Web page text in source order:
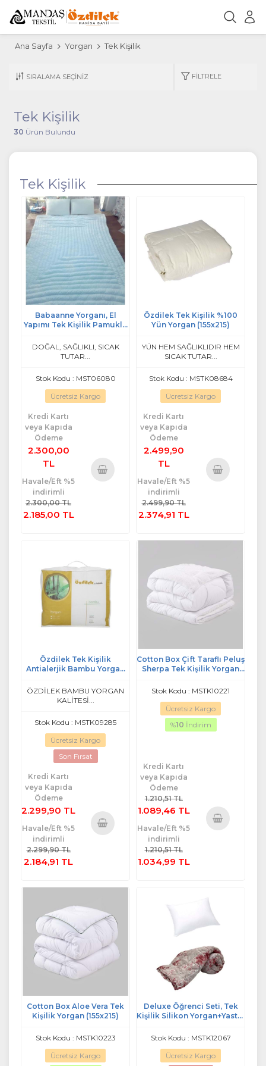
Ana Sayfa Yorgan Tek Kişilik
FILTRELE
Tek Kişilik
30 Ürün Bulundu
Tek Kişilik
Babaanne Yorganı, El
Yapımı Tek Kişilik Pamuklu
DOĞAL, SAĞLIKLI, SICAK
TUTAR...
Stok Kodu : MST06080
Ücretsiz Kargo
Kredi Kartı
veya Kapıda
Ödeme
2.300,00
TL
Havale/Eft %5
indirimli
2.300,00 TL
2.185,00 TL
Özdilek Tek Kişilik %100
Yün Yorgan (155x215)
YÜN HEM SAĞLIKLIDIR HEM
SICAK TUTAR...
Stok Kodu : MSTK08684
Ücretsiz Kargo
Kredi Kartı
veya Kapıda
Ödeme
2.499,90
TL
Havale/Eft %5
indirimli
2.499,90 TL
2.374,91 TL
Özdilek Tek Kişilik
Antialerjik Bambu Yorgan
ÖZDİLEK BAMBU YORGAN
KALİTESİ...
Stok Kodu : MSTK09285
Ücretsiz Kargo
Son Fırsat
Kredi Kartı
veya Kapıda
Ödeme
2.299,90 TL
Havale/Eft %5
indirimli
2.299,90 TL
2.184,91 TL
Cotton Box Çift Taraflı Peluş
Sherpa Tek Kişilik Yorgan
Stok Kodu : MSTK10221
Ücretsiz Kargo
%10 İndirim
Kredi Kartı
veya Kapıda
Ödeme
1.210,51 TL
1.089,46 TL
Havale/Eft %5
indirimli
1.210,51 TL
1.034,99 TL
Cotton Box Aloe Vera Tek
Kişilik Yorgan (155x215)
Stok Kodu : MSTK10223
Ücretsiz Kargo
Deluxe Öğrenci Seti, Tek
Kişilik Silikon Yorgan+Yastık
Stok Kodu : MSTK12067
Ücretsiz Kargo